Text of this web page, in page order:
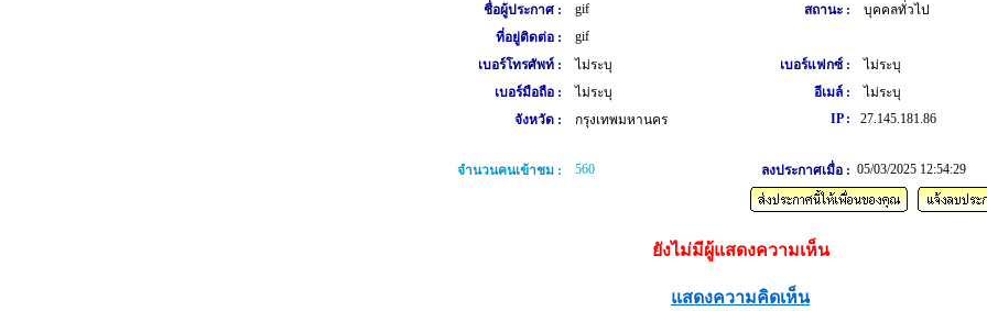
ชื่อผู้ประกาศ : gif สถานะ :
บุคคลทั่วไป
ที่อยู่ติดต่อ :
gif
เบอร์โทรศัพท์ :
ไม่ระบุ เบอร์แฟกซ์ :
ไม่ระบุ
เบอร์มือถือ :
ไม่ระบุ อีเมล์ :
ไม่ระบุ
จังหวัด :
กรุงเทพมหานคร IP : 27.145.181.86
จำนวนคนเข้าชม : 560 ลงประกาศเมื่อ : 05/03/2025 12:54:29
ยังไม่มีผู้แสดงความเห็น
แสดงความคิดเห็น